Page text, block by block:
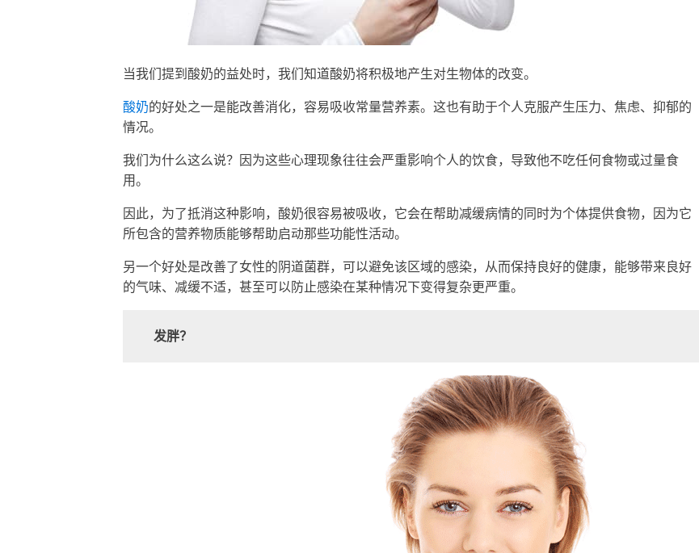
当我们提到酸奶的益处时，我们知道酸奶将积极地产生对生物体的改变。
酸奶的好处之一是能改善消化，容易吸收常量营养素。这也有助于个人克服产生压力、焦虑、抑郁的
情况。
我们为什么这么说？因为这些心理现象往往会严重影响个人的饮食，导致他不吃任何食物或过量食
用。
因此，为了抵消这种影响，酸奶很容易被吸收，它会在帮助减缓病情的同时为个体提供食物，因为它
所包含的营养物质能够帮助启动那些功能性活动。
另一个好处是改善了女性的阴道菌群，可以避免该区域的感染，从而保持良好的健康，能够带来良好
的气味、减缓不适，甚至可以防止感染在某种情况下变得复杂更严重。
发胖？